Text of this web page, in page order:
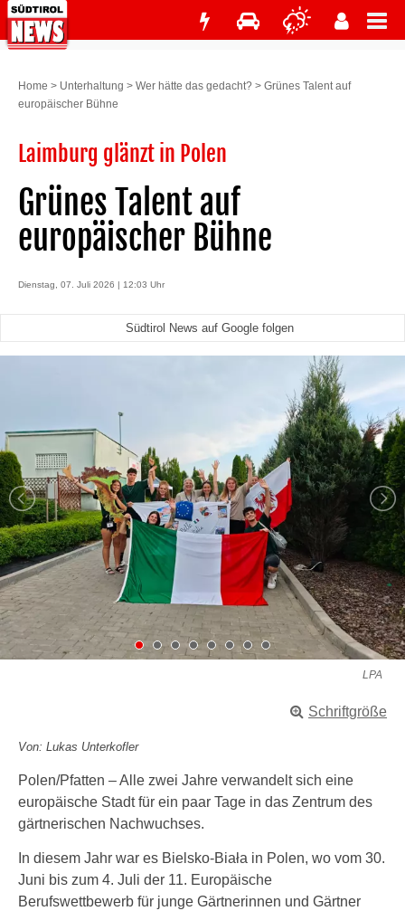
Home > Unterhaltung > Wer hätte das gedacht? > Grünes Talent auf
europäischer Bühne
Laimburg glänzt in Polen
Grünes Talent auf
europäischer Bühne
Dienstag, 07. Juli 2026 | 12:03 Uhr
Südtirol News auf Google folgen
LPA
Schriftgröße
Von: Lukas Unterkofler
Polen/Pfatten – Alle zwei Jahre verwandelt sich eine
europäische Stadt für ein paar Tage in das Zentrum des
gärtnerischen Nachwuchses.
In diesem Jahr war es Bielsko-Biała in Polen, wo vom 30.
Juni bis zum 4. Juli der 11. Europäische
Berufswettbewerb für junge Gärtnerinnen und Gärtner